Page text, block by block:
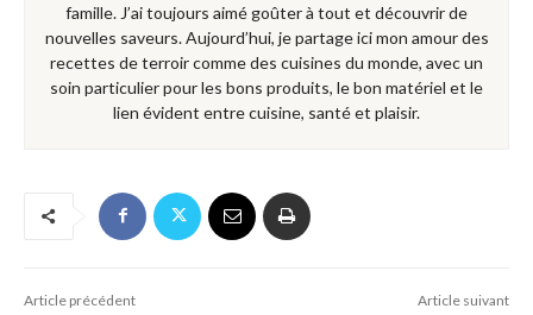
famille. J’ai toujours aimé goûter à tout et découvrir de
nouvelles saveurs. Aujourd’hui, je partage ici mon amour des
recettes de terroir comme des cuisines du monde, avec un
soin particulier pour les bons produits, le bon matériel et le
lien évident entre cuisine, santé et plaisir.
Article précédent Article suivant